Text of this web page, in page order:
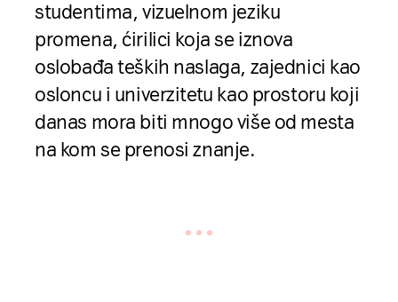
studentima, vizuelnom jeziku
promena, ćirilici koja se iznova
oslobađa teških naslaga, zajednici kao
osloncu i univerzitetu kao prostoru koji
danas mora biti mnogo više od mesta
na kom se prenosi znanje.